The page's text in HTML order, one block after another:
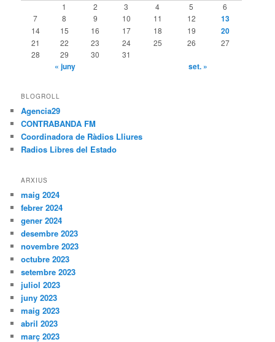
1 2 3 4 5
6
7
8 9 10 11 12 13
14 15 16 17 18 19 20
21 22 23 24 25 26
27
28
29 30 31
« juny set. »
BLOGROLL
Agencia29
CONTRABANDA FM
Coordinadora de Ràdios Lliures
Radios Libres del Estado
ARXIUS
maig 2024
febrer 2024
gener 2024
desembre 2023
novembre 2023
octubre 2023
setembre 2023
juliol 2023
juny 2023
maig 2023
abril 2023
març 2023